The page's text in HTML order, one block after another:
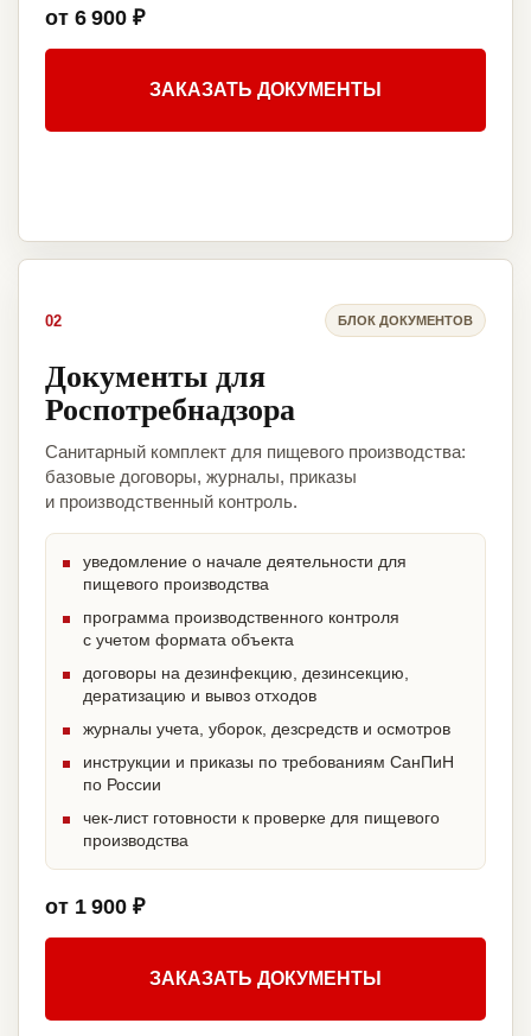
от 6 900 ₽
ЗАКАЗАТЬ ДОКУМЕНТЫ
02 БЛОК ДОКУМЕНТОВ
Документы для
Роспотребнадзора
Санитарный комплект для пищевого производства:
базовые договоры, журналы, приказы
и производственный контроль.
уведомление о начале деятельности для
пищевого производства
программа производственного контроля
с учетом формата объекта
договоры на дезинфекцию, дезинсекцию,
дератизацию и вывоз отходов
журналы учета, уборок, дезсредств и осмотров
инструкции и приказы по требованиям СанПиН
по России
чек-лист готовности к проверке для пищевого
производства
от 1 900 ₽
ЗАКАЗАТЬ ДОКУМЕНТЫ